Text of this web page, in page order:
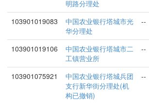
明路分理处
103901019083
中国农业银行塔城市光
华分理处
--
103901019106
中国农业银行塔城市二
工镇营业所
--
103901075921
中国农业银行塔城兵团
支行新华街分理处(机
构已撤销)
--